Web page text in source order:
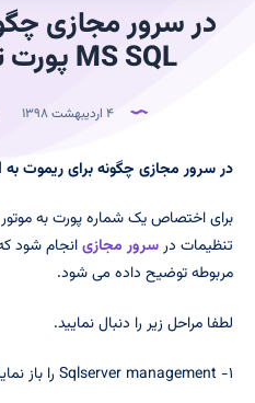
در سرور مجازی
MS SQL پورت تعریف نماییم؟
در سرور مجازی چگونه برای ریموت به
تنظیمات درسرور مجازیانجام شود
مربوطه توضیح داده می شود.
لطفا مراحل زیر را دنبال نمایید.
۱- Sqlserver management را باز نمایید.